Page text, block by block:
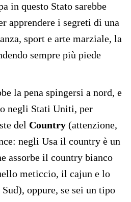
in questo Stato sarebbe
apprendere i segreti di una
sport e arte marziale, la
sempre più piede
la pena spingersi a nord, e
negli Stati Uniti, per
del Country (attenzione,
negli Usa il country è un
assorbe il country bianco
meticcio, il cajun e lo
oppure, se sei un tipo